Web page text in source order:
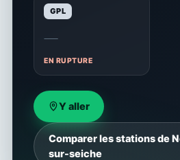
GPL
—
EN RUPTURE
Y aller
Comparer les stations de
sur-seiche